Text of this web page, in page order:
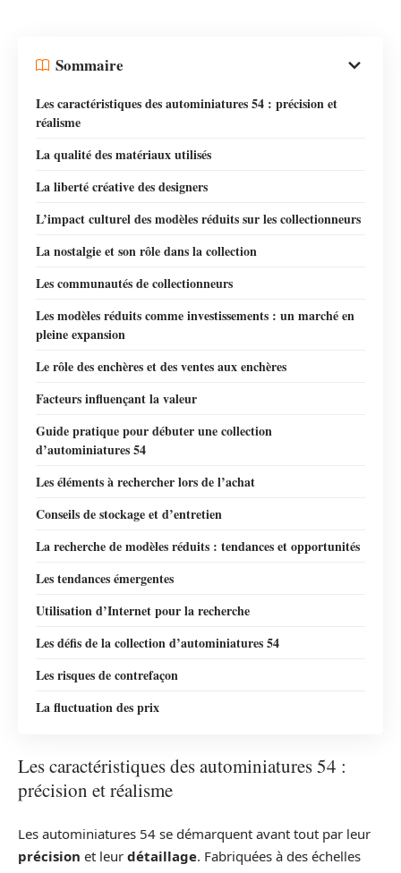
Sommaire
Les caractéristiques des autominiatures 54 : précision et
réalisme
La qualité des matériaux utilisés
La liberté créative des designers
L’impact culturel des modèles réduits sur les collectionneurs
La nostalgie et son rôle dans la collection
Les communautés de collectionneurs
Les modèles réduits comme investissements : un marché en
pleine expansion
Le rôle des enchères et des ventes aux enchères
Facteurs influençant la valeur
Guide pratique pour débuter une collection
d’autominiatures 54
Les éléments à rechercher lors de l’achat
Conseils de stockage et d’entretien
La recherche de modèles réduits : tendances et opportunités
Les tendances émergentes
Utilisation d’Internet pour la recherche
Les défis de la collection d’autominiatures 54
Les risques de contrefaçon
La fluctuation des prix
Les caractéristiques des autominiatures 54 :
précision et réalisme
Les autominiatures 54 se démarquent avant tout par leur
précision et leur détaillage. Fabriquées à des échelles